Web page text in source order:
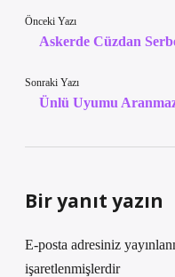
Önceki Yazı
Askerde Cüzdan
Sonraki Yazı
Ünlü Uyumu
Bir yanıt yazın
E-posta adresiniz
işaretlenmişlerdir